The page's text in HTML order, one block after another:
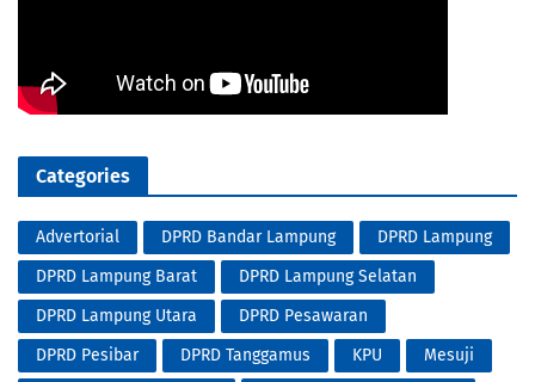
Categories
Advertorial DPRD Bandar Lampung
DPRD Lampung
DPRD Lampung Barat
DPRD Lampung Selatan
DPRD Lampung Utara
DPRD Pesawaran
DPRD Pesibar
DPRD Tanggamus KPU
Mesuji